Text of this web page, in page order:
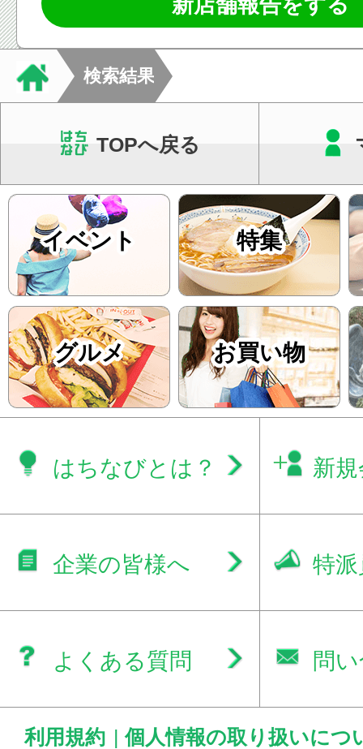
新店舗報告をする
検索結果
TOPへ戻る
イベント 特集
グルメ お買い物
はちなびとは？ 新
企業の皆様へ 特
よくある質問 問
利用規約 | 個人情報の取り扱いにつ